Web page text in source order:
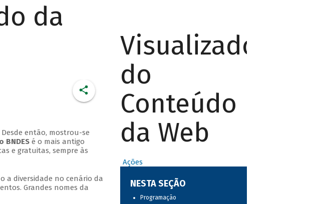
da
então, mostrou-se
BNDESé o mais antigo
e gratuitas, sempre às
a diversidade no cenário da
Grandes nomes da
Visualizador
do
Conteúdo
da Web
Ações
NESTA SEÇÃO
Programação